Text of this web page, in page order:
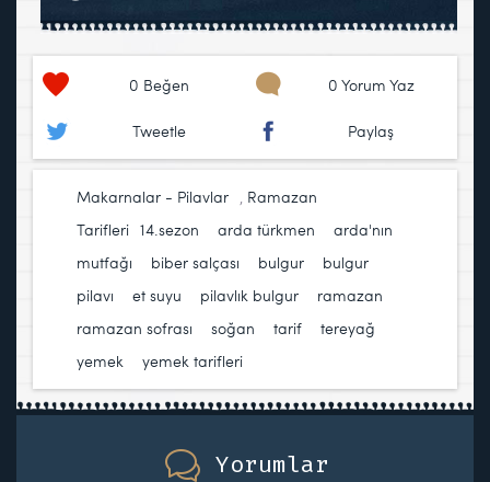
0 Beğen 0 Yorum Yaz
Tweetle Paylaş
Makarnalar - Pilavlar , Ramazan
Tarifleri 14.sezon arda türkmen
arda'nın
mutfağı
biber salçası bulgur
bulgur
pilavı
et suyu pilavlık bulgur ramazan
ramazan sofrası
soğan tarif tereyağ
yemek
yemek tarifleri
Yorumlar